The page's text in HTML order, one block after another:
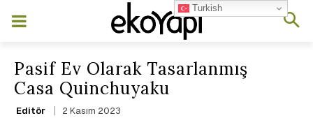
Pasif Ev Olarak Tasarlanmış
Casa Quinchuyaku
Editör 2 Kasım 2023
Turkish